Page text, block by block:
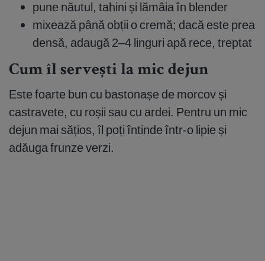
pune năutul, tahini și lămâia în blender
mixează până obții o cremă; dacă este prea
densă, adaugă 2–4 linguri apă rece, treptat
Cum îl servești la mic dejun
Este foarte bun cu bastonașe de morcov și
castravete, cu roșii sau cu ardei. Pentru un mic
dejun mai sățios, îl poți întinde într-o lipie și
adăuga frunze verzi.